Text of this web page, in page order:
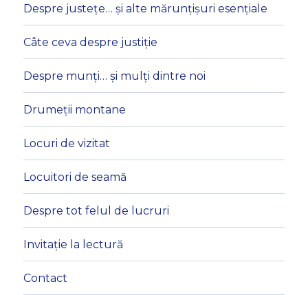
Despre justețe… și alte mărunțișuri esențiale
Câte ceva despre justiție
Despre munți… și mulți dintre noi
Drumeții montane
Locuri de vizitat
Locuitori de seamă
Despre tot felul de lucruri
Invitație la lectură
Contact